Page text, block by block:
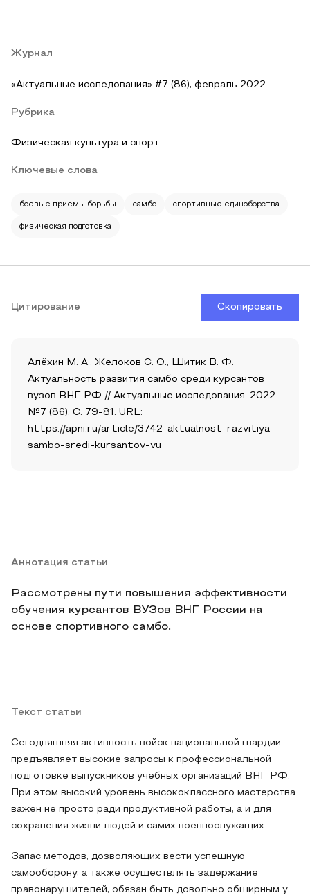
Журнал
«Актуальные исследования» #7 (86), февраль 2022
Рубрика
Физическая культура и спорт
Ключевые слова
боевые приемы борьбы самбо спортивные единоборства
физическая подготовка
Цитирование Скопировать
Алёхин М. А., Желоков С. О., Шитик В. Ф.
Актуальность развития самбо среди курсантов
вузов ВНГ РФ // Актуальные исследования. 2022.
№7 (86). С. 79-81. URL:
https://apni.ru/article/3742-aktualnost-razvitiya-
sambo-sredi-kursantov-vu
Аннотация статьи
Рассмотрены пути повышения эффективности
обучения курсантов ВУЗов ВНГ России на
основе спортивного самбо.
Текст статьи
Сегодняшняя активность войск национальной гвардии
предъявляет высокие запросы к профессиональной
подготовке выпускников учебных организаций ВНГ РФ.
При этом высокий уровень высококлассного мастерства
важен не просто ради продуктивной работы, а и для
сохранения жизни людей и самих военнослужащих.
Запас методов, дозволяющих вести успешную
самооборону, а также осуществлять задержание
правонарушителей, обязан быть довольно обширным у